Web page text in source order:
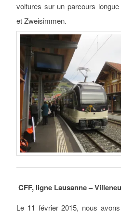
voitures sur un parcours
et Zweisimmen.
CFF, ligne Lausanne –
Le 11 février 2015, nous avons